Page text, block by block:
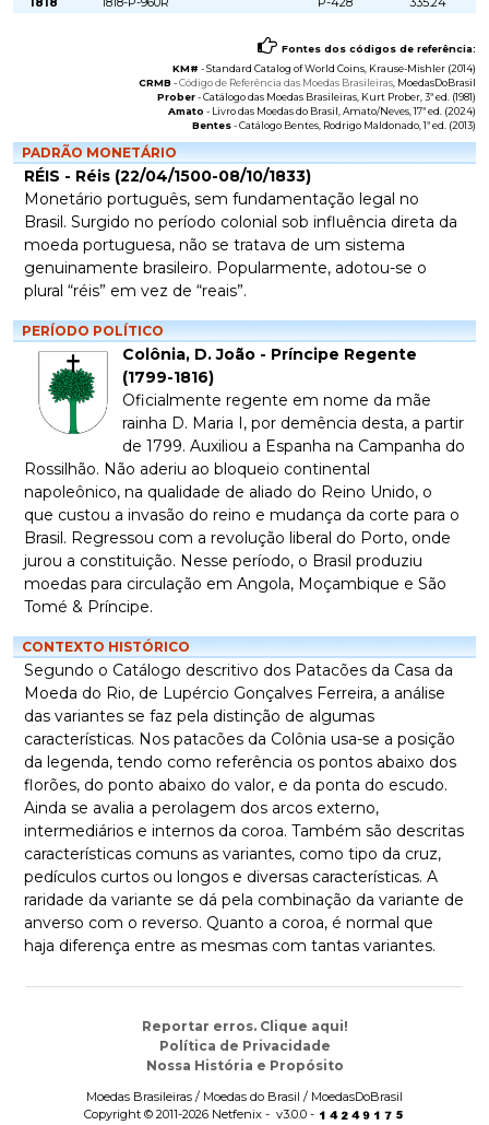
Fontes dos códigos de referência:
KM# -Standard Catalog of World Coins , Krause-Mishler (2014)
CRMB -Código de Referência das Moedas Brasileiras , MoedasDoBrasil
Prober-Catálogo das Moedas Brasileiras , Kurt Prober, 3ª ed. (1981)
Amato - Livro das Moedas do Brasil , Amato/Neves, 17ª ed. (2024)
Bentes-Catálogo Bentes , Rodrigo Maldonado, 1ª ed. (2013)
PADRÃO MONETÁRIO
RÉIS - Réis (22/04/1500-08/10/1833)
Monetário português, sem fundamentação legal no
Brasil. Surgido no período colonial sob influência direta da
moeda portuguesa, não se tratava de um sistema
genuinamente brasileiro. Popularmente, adotou-se o
plural “réis” em vez de “reais”.
PERÍODO POLÍTICO
Colônia, D. João - Príncipe Regente
(1799-1816)
Oficialmente regente em nome da mãe
rainha D. Maria I, por demência desta, a partir
de 1799. Auxiliou a Espanha na Campanha do
Rossilhão. Não aderiu ao bloqueio continental
napoleônico, na qualidade de aliado do Reino Unido, o
que custou a invasão do reino e mudança da corte para o
Brasil. Regressou com a revolução liberal do Porto, onde
jurou a constituição. Nesse período, o Brasil produziu
moedas para circulação em Angola, Moçambique e São
Tomé & Príncipe.
CONTEXTO HISTÓRICO
Segundo o Catálogo descritivo dos Patacões da Casa da
Moeda do Rio, de Lupércio Gonçalves Ferreira, a análise
das variantes se faz pela distinção de algumas
características. Nos patacões da Colônia usa-se a posição
da legenda, tendo como referência os pontos abaixo dos
florões, do ponto abaixo do valor, e da ponta do escudo.
Ainda se avalia a perolagem dos arcos externo,
intermediários e internos da coroa. Também são descritas
características comuns as variantes, como tipo da cruz,
pedículos curtos ou longos e diversas características. A
raridade da variante se dá pela combinação da variante de
anverso com o reverso. Quanto a coroa, é normal que
haja diferença entre as mesmas com tantas variantes.
Reportar erros. Clique aqui!
Política de Privacidade
Nossa História e Propósito
Moedas Brasileiras / Moedas do Brasil / MoedasDoBrasil
Copyright © 2011-2026 Netfenix - v3.0.0 -